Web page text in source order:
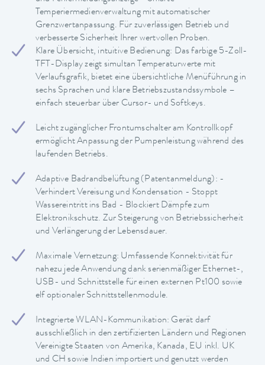
Temperiermedienverwaltung mit automatischer
Grenzwertanpassung. Für zuverlässigen Betrieb und
verbesserte Sicherheit Ihrer wertvollen Proben.
Klare Übersicht, intuitive Bedienung: Das farbige 5-Zoll-
TFT-Display zeigt simultan Temperaturwerte mit
Verlaufsgrafik, bietet eine übersichtliche Menüführung in
sechs Sprachen und klare Betriebszustandssymbole –
einfach steuerbar über Cursor- und Softkeys.
Leicht zugänglicher Frontumschalter am Kontrollkopf
ermöglicht Anpassung der Pumpenleistung während des
laufenden Betriebs.
Adaptive Badrandbelüftung (Patentanmeldung): -
Verhindert Vereisung und Kondensation - Stoppt
Wassereintritt ins Bad - Blockiert Dämpfe zum
Elektronikschutz. Zur Steigerung von Betriebssicherheit
und Verlängerung der Lebensdauer.
Maximale Vernetzung: Umfassende Konnektivität für
nahezu jede Anwendung dank serienmäßiger Ethernet-,
USB- und Schnittstelle für einen externen Pt100 sowie
elf optionaler Schnittstellenmodule.
Integrierte WLAN-Kommunikation: Gerät darf
ausschließlich in den zertifizierten Ländern und Regionen
Vereinigte Staaten von Amerika, Kanada, EU inkl. UK
und CH sowie Indien importiert und genutzt werden